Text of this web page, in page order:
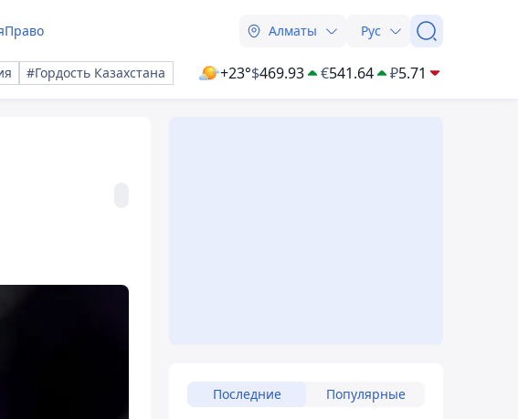
Право Алматы Рус
#Гордость Казахстана +23°$469.93 €541.64 ₽5.71
Последние Популярные